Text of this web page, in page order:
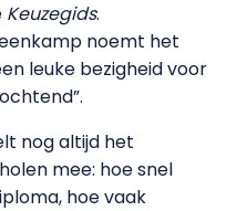
Keuzegids.
noemt het
leuke bezigheid voor
nog altijd het
mee: hoe snel
hoe vaak